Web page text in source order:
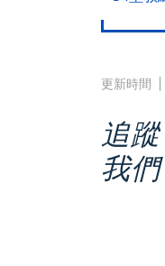
更新時間
追蹤
我們